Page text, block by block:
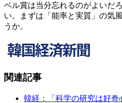
ベル賞は当分忘れるのがよいだ
い。まずは「能率と実質」の気
うか。
関連記事
韓経：「科学の研究は好